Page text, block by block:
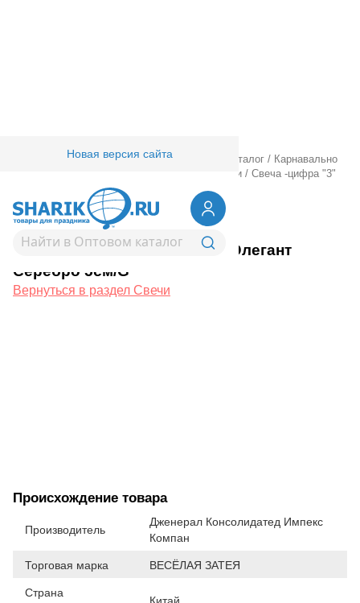
Новая версия сайта
Товары для праздника/ Оптовый каталог / Карнавально
Свечи / Свеча -цифра "3"
Элегант Серебро 5см/G
1502-6811Свеча -цифра "3" Элегант
Серебро 5см/G
Вернуться в раздел Свечи
Происхождение товара
Производитель
Дженерал Консолидатед Импекс
Компан
Торговая марка ВЕСЁЛАЯ ЗАТЕЯ
Страна